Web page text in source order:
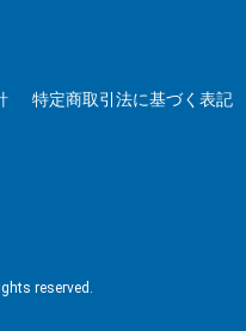
特定商取引法に基づく表記
reserved.